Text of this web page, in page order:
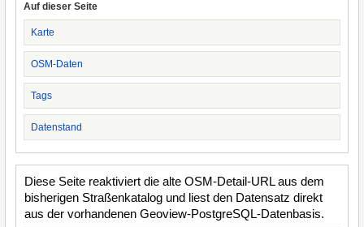
Auf dieser Seite
Karte
OSM-Daten
Tags
Datenstand
Diese Seite reaktiviert die alte OSM-Detail-URL aus dem
bisherigen Straßenkatalog und liest den Datensatz direkt
aus der vorhandenen Geoview-PostgreSQL-Datenbasis.